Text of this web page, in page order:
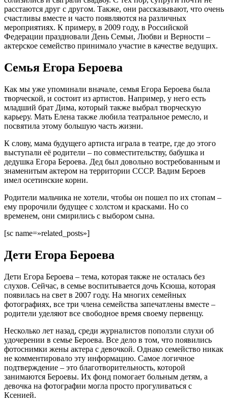
расстаются друг с другом. Также, они рассказывают, что очень
счастливы вместе и часто появляются на различных
мероприятиях. К примеру, в 2009 году, в Российской
Федерации праздновали День Семьи, Любви и Верности –
актерское семейство принимало участие в качестве ведущих.
Семья Егора Бероева
Как мы уже упоминали вначале, семья Егора Бероева была
творческой, и состоит из артистов. Например, у него есть
младший брат Дима, который также выбрал творческую
карьеру. Мать Елена также любила театральное ремесло, и
посвятила этому большую часть жизни.
К слову, мама будущего артиста играла в театре, где до этого
выступали её родители – по совместительству, бабушка и
дедушка Егора Бероева. Дед был довольно востребованным и
знаменитым актером на территории СССР. Вадим Бероев
имел осетинские корни.
Родители мальчика не хотели, чтобы он пошел по их стопам –
ему пророчили будущее с холстом и красками. Но со
временем, они смирились с выбором сына.
[sc name=»related_posts»]
Дети Егора Бероева
Дети Егора Бероева – тема, которая также не осталась без
слухов. Сейчас, в семье воспитывается дочь Ксюша, которая
появилась на свет в 2007 году. На многих семейных
фотографиях, все три члена семейства запечатлены вместе –
родители уделяют все свободное время своему первенцу.
Несколько лет назад, среди журналистов поползли слухи об
удочерении в семье Бероева. Все дело в том, что появились
фотоснимки жены актера с девочкой. Однако семейство никак
не комментировало эту информацию. Самое логичное
подтверждение – это благотворительность, которой
занимаются Бероевы. Их фонд помогает больным детям, а
девочка на фотографии могла просто прогуливаться с
Ксенией.